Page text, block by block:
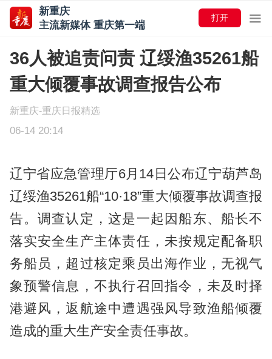
新重庆
主流新媒体 重庆第一端
打开
36人被追责问责 辽绥渔35261船
重大倾覆事故调查报告公布
新重庆-重庆日报精选
06-14 20:14
辽宁省应急管理厅6月14日公布辽宁葫芦岛
辽绥渔35261船“10·18”重大倾覆事故调查报
告。调查认定，这是一起因船东、船长不
落实安全生产主体责任，未按规定配备职
务船员，超过核定乘员出海作业，无视气
象预警信息，不执行召回指令，未及时择
港避风，返航途中遭遇强风导致渔船倾覆
造成的重大生产安全责任事故。